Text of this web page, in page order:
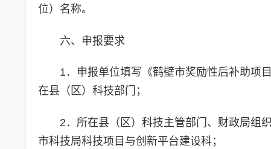
位）名称。
六、申报要求
1．申报单位填写《鹤壁市奖励性后补助项
在县（区）科技部门；
2．所在县（区）科技主管部门、财政局组
市科技局科技项目与创新平台建设科；